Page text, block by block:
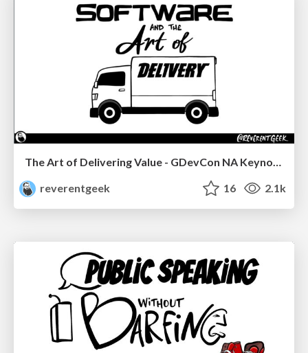
The Art of Delivering Value - GDevCon NA Keynote
reverentgeek
16 2.1k